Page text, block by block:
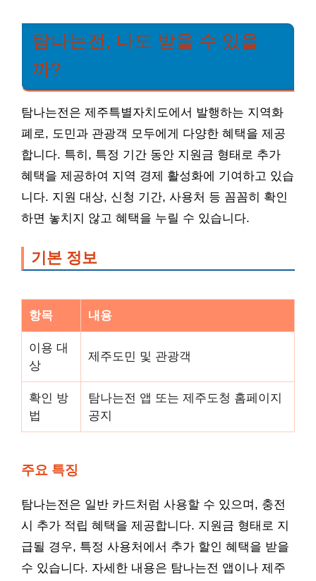
탐나는전, 나도 받을 수 있을
까?
탐나는전은 제주특별자치도에서 발행하는 지역화
폐로, 도민과 관광객 모두에게 다양한 혜택을 제공
합니다. 특히, 특정 기간 동안 지원금 형태로 추가
혜택을 제공하여 지역 경제 활성화에 기여하고 있습
니다. 지원 대상, 신청 기간, 사용처 등 꼼꼼히 확인
하면 놓치지 않고 혜택을 누릴 수 있습니다.
기본 정보
항목 내용
이용 대
상
제주도민 및 관광객
확인 방
법
탐나는전 앱 또는 제주도청 홈페이지
공지
주요 특징
탐나는전은 일반 카드처럼 사용할 수 있으며, 충전
시 추가 적립 혜택을 제공합니다. 지원금 형태로 지
급될 경우, 특정 사용처에서 추가 할인 혜택을 받을
수 있습니다. 자세한 내용은 탐나는전 앱이나 제주